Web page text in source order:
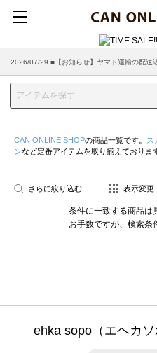
2026/07/29 ■【お知らせ】ヤマト運輸の配送
CAN ONLINE SHOPの商品一覧です。 ス
ンなど定番アイテムを取り揃えておりま
さらに絞り込む 表示変更
条件に一致する商品は
お手数ですが、検索条
ehka sopo（エヘカ